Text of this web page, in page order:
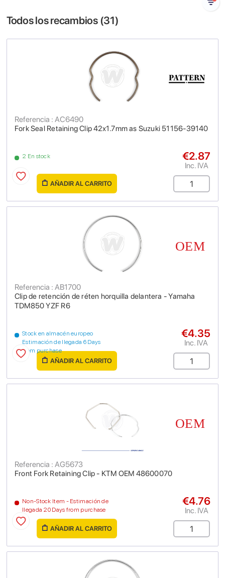
Todos los recambios (31)
Fork Seal Retaining Clip 42x1.7mm as Suzuki 51156-39140
Referencia : AC6490
2 En stock €2.87
Inc. IVA
AÑADIR AL CARRITO
Clip de retención de réten horquilla delantera - Yamaha
TDM850 YZF R6
Referencia : AB1700
Stock en almacén europeo
Estimación de llegada 6 Days
from purchase
€4.35
Inc. IVA
AÑADIR AL CARRITO
Front Fork Retaining Clip - KTM OEM 48600070
Referencia : AG5673
Non-Stock Item - Estimación de
llegada 20 Days from purchase
€4.76
Inc. IVA
AÑADIR AL CARRITO